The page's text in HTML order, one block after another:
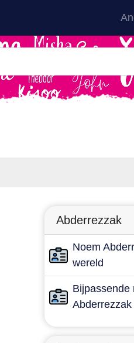
Abderrezzak
Noem
wereld
Bijpassende
Abderrezzak